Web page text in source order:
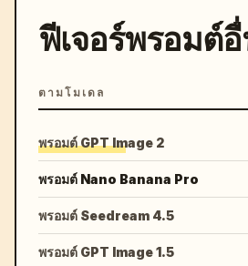
ฟีเจอร์พรอมต์
ตามโมเดล
พรอมต์ GPT Image 2
พรอมต์ Nano Banana Pro
พรอมต์ Seedream 4.5
พรอมต์ GPT Image 1.5